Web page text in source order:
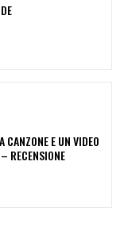
CANZONE E UN VIDEO
RECENSIONE